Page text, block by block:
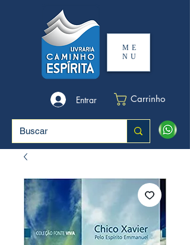
ME
NU
Entrar Carrinho